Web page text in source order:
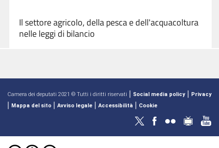
Il settore agricolo, della pesca e dell'acquacoltura
nelle leggi di bilancio
Camera dei deputati 2021 © Tutti i diritti riservati | Social media policy | Privacy
| Mappa del sito | Avviso legale | Accessibilità | Cookie